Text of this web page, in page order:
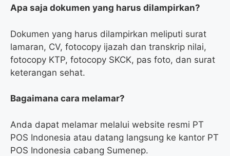
Apa saja dokumen yang harus dilampirkan?
Dokumen yang harus dilampirkan meliputi surat
lamaran, CV, fotocopy ijazah dan transkrip nilai,
fotocopy KTP, fotocopy SKCK, pas foto, dan surat
keterangan sehat.
Bagaimana cara melamar?
Anda dapat melamar melalui website resmi PT
POS Indonesia atau datang langsung ke kantor PT
POS Indonesia cabang Sumenep.